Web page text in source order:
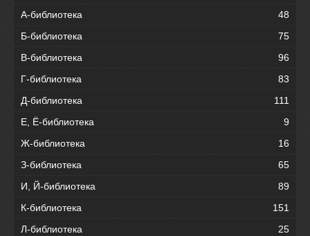
А-библиотека
48
Б-библиотека
75
В-библиотека
96
Г-библиотека
83
Д-библиотека
111
Е, Ё-библиотека
9
Ж-библиотека
16
З-библиотека
65
И, Й-библиотека
89
К-библиотека
151
Л-библиотека
25